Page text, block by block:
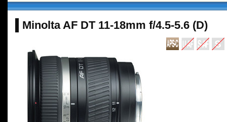
Minolta AF DT 11-18mm f/4.5-5.6 (D)